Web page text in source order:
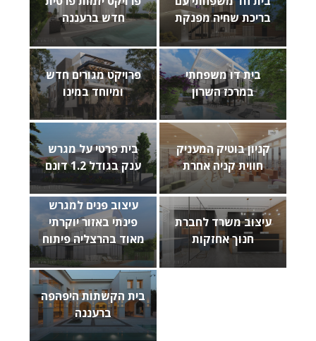
חדש ברעננה
בריכת שחיה מפנקת
פרויקט מגורים חדש
ומיוחד במינו
בית דו משפחתי
במרכז השרון
בית פרטי על מגרש
ענק בגודל 1.2 דונם
קניון בוטיק המעניק
חווית קניה אחרת
עיצוב פנים למגרש
פינתי באזור יוקרתי
מאוד בהרצליה פיתוח
עיצוב משרד לחברת
חנוך אחזקות
בית הקשתות היפהפה
ברעננה